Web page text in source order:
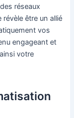
réseaux
révèle être un allié
vos
engageant et
votre